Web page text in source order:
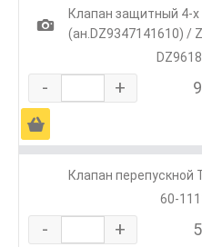
1
Клапан защитный 4-х
(ан.DZ9347141610) /
- +
Ä
Клапан
60-
- +